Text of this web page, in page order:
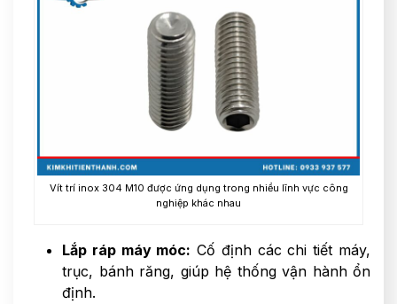
Vít trí inox 304 M10 được ứng dụng trong nhiều lĩnh vực công
nghiệp khác nhau
Lắp ráp máy móc: Cố định các chi tiết máy,
trục, bánh răng, giúp hệ thống vận hành ổn
định.